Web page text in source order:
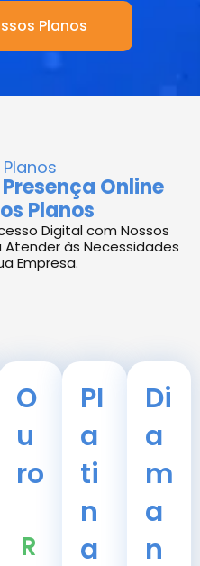
Planos
Online
Planos
Digital com Nossos
Atender às Necessidades
Empresa.
O
u
ro
R
Pl
a
ti
n
a
Di
a
m
a
n